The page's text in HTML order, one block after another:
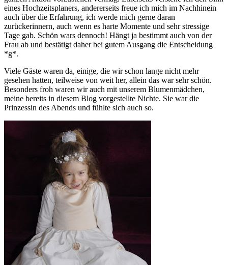
eines Hochzeitsplaners, andererseits freue ich mich im Nachhinein
auch über die Erfahrung, ich werde mich gerne daran
zurückerinnern, auch wenn es harte Momente und sehr stressige
Tage gab. Schön wars dennoch! Hängt ja bestimmt auch von der
Frau ab und bestätigt daher bei gutem Ausgang die Entscheidung
*g*.
Viele Gäste waren da, einige, die wir schon lange nicht mehr
gesehen hatten, teilweise von weit her, allein das war sehr schön.
Besonders froh waren wir auch mit unserem Blumenmädchen,
meine bereits in diesem Blog vorgestellte Nichte. Sie war die
Prinzessin des Abends und fühlte sich auch so.